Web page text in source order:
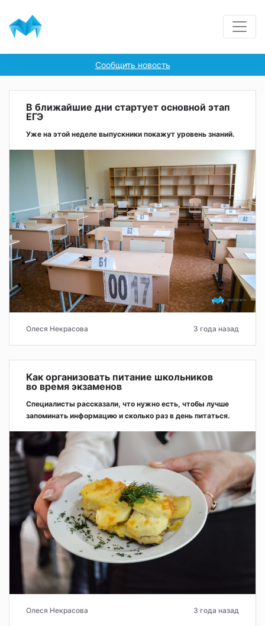
Сообщить новость
В ближайшие дни стартует основной этап
ЕГЭ
Уже на этой неделе выпускники покажут уровень знаний.
Олеся Некрасова 3 года назад
Как организовать питание школьников
во время экзаменов
Специалисты рассказали, что нужно есть, чтобы лучше
запоминать информацию и сколько раз в день питаться.
Олеся Некрасова 3 года назад